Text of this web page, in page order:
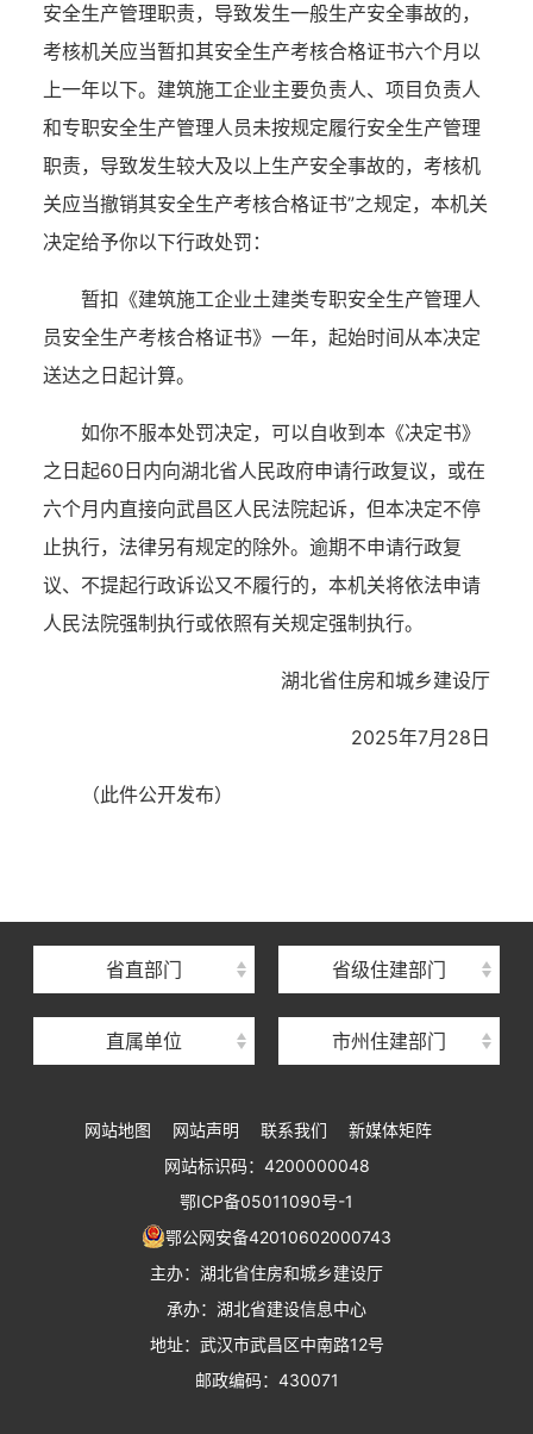
安全生产管理职责，导致发生一般生产安全事故的，
考核机关应当暂扣其安全生产考核合格证书六个月以
上一年以下。建筑施工企业主要负责人、项目负责人
和专职安全生产管理人员未按规定履行安全生产管理
职责，导致发生较大及以上生产安全事故的，考核机
关应当撤销其安全生产考核合格证书”之规定，本机关
决定给予你以下行政处罚：
暂扣《建筑施工企业土建类专职安全生产管理人
员安全生产考核合格证书》一年， 起始时间从本决定
送达之日起计算。
如你不服本处罚决定，可以自收到本《决定书》
之日起60日 内向湖北省人民政府申请行政复议，或在
六个月内直接向武昌区人民法院起诉， 但本决定不停
止执行，法律另有规定的除外。逾期不申请行政复
议、不提起行政诉讼又不履行的，本机关将依法申请
人民法院强制执行或依照有关规定强制执行。
湖北省住房和城乡建设厅
2025年7月 28 日
（此件公开发布）
省直部门 省级住建部门
直属单位
湖北省住房保障中心
湖北省建设工程质量安全监督总站
湖北省建设工程标准定额管理总站
湖北省住建厅执业资格注册中心
湖北省城乡建设发展中心
湖北城市建设职业技术学院
市州住建部门
网站地图 网站声明 联系我们
新媒体矩阵
网站标识码：4200000048
鄂ICP备05011090号-1
鄂公网安备42010602000743
主办：湖北省住房和城乡建设厅
承办：湖北省建设信息中心
地址：武汉市武昌区中南路12号
邮政编码：430071